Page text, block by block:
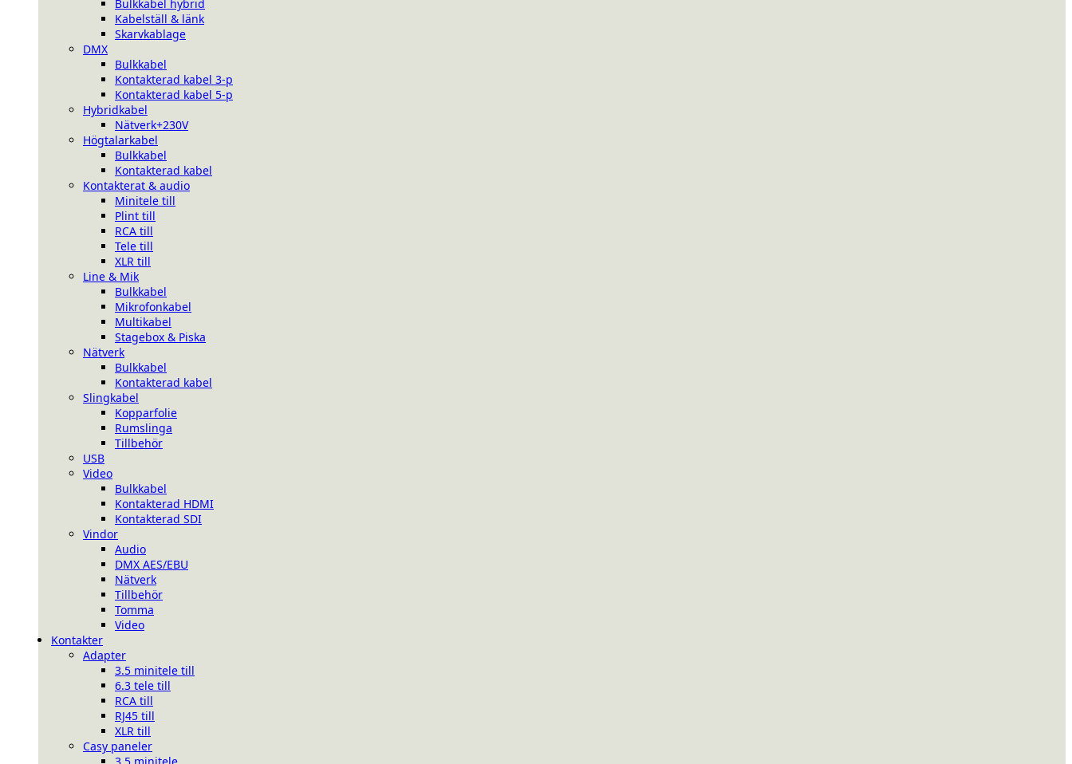
Bulkkabel hybrid
Kabelställ & länk
Skarvkablage
DMX
Bulkkabel
Kontakterad kabel 3-p
Kontakterad kabel 5-p
Hybridkabel
Nätverk+230V
Högtalarkabel
Bulkkabel
Kontakterad kabel
Kontakterat & audio
Minitele till
Plint till
RCA till
Tele till
XLR till
Line & Mik
Bulkkabel
Mikrofonkabel
Multikabel
Stagebox & Piska
Nätverk
Bulkkabel
Kontakterad kabel
Slingkabel
Kopparfolie
Rumslinga
Tillbehör
USB
Video
Bulkkabel
Kontakterad HDMI
Kontakterad SDI
Vindor
Audio
DMX AES/EBU
Nätverk
Tillbehör
Tomma
Video
Kontakter
Adapter
3.5 minitele till
6.3 tele till
RCA till
RJ45 till
XLR till
Casy paneler